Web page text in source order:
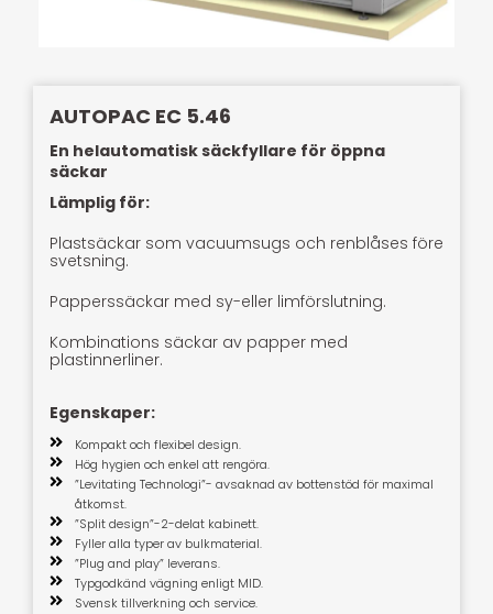
AUTOPAC EC 5.46
En helautomatisk säckfyllare för öppna
säckar
Lämplig för:
Plastsäckar som vacuumsugs och renblåses före
svetsning.
Papperssäckar med sy-eller limförslutning.
Kombinations säckar av papper med
plastinnerliner.
Egenskaper:
Kompakt och flexibel design.
Hög hygien och enkel att rengöra.
”Levitating Technologi”- avsaknad av bottenstöd för maximal
åtkomst.
”Split design”-2-delat kabinett.
Fyller alla typer av bulkmaterial.
”Plug and play” leverans.
Typgodkänd vägning enligt MID.
Svensk tillverkning och service.